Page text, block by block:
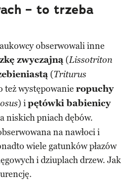
– to trzeba
obserwowali inne
zwyczajną (Lissotriton
(Triturus
też występowanie ropuchy
) ipętówki babienicy
niskich pniach dębów.
na nawłoci i
wiele gatunków płazów
i dziuplach drzew. Jak